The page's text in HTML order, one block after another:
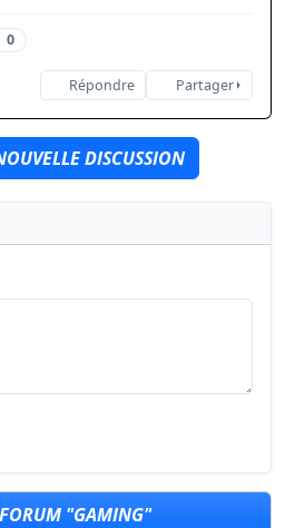
0
Répondre Partager
DISCUSSION
"GAMING"